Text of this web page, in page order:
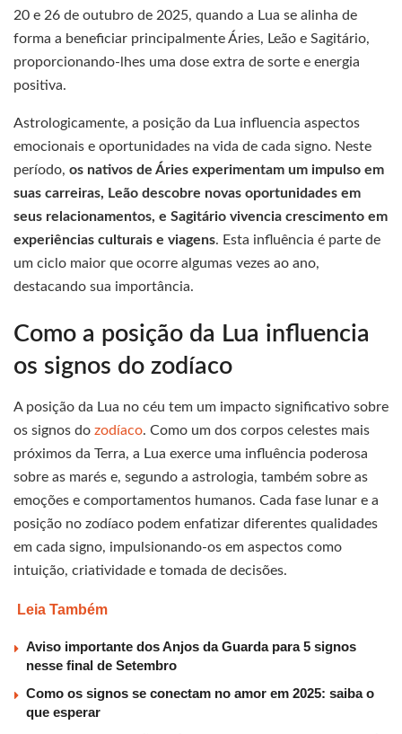
20 e 26 de outubro de 2025, quando a Lua se alinha de
forma a beneficiar principalmente Áries, Leão e Sagitário,
proporcionando-lhes uma dose extra de sorte e energia
positiva.
Astrologicamente, a posição da Lua influencia aspectos
emocionais e oportunidades na vida de cada signo. Neste
período, os nativos de Áries experimentam um impulso em
suas carreiras, Leão descobre novas oportunidades em
seus relacionamentos, e Sagitário vivencia crescimento em
experiências culturais e viagens. Esta influência é parte de
um ciclo maior que ocorre algumas vezes ao ano,
destacando sua importância.
Como a posição da Lua influencia
os signos do zodíaco
A posição da Lua no céu tem um impacto significativo sobre
os signos do zodíaco. Como um dos corpos celestes mais
próximos da Terra, a Lua exerce uma influência poderosa
sobre as marés e, segundo a astrologia, também sobre as
emoções e comportamentos humanos. Cada fase lunar e a
posição no zodíaco podem enfatizar diferentes qualidades
em cada signo, impulsionando-os em aspectos como
intuição, criatividade e tomada de decisões.
Leia Também
Aviso importante dos Anjos da Guarda para 5 signos
nesse final de Setembro
Como os signos se conectam no amor em 2025: saiba o
que esperar